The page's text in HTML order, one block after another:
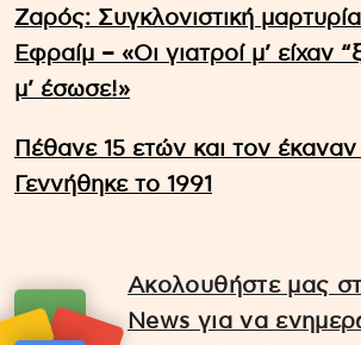
Ζαρός: Συγκλονιστική
Εφραίμ – «Οι γιατροί μ’ είχαν
μ’ έσωσε!»
Πέθανε 15 ετών και τον
Γεννήθηκε το 1991
Ακολουθήστε μας
News για να